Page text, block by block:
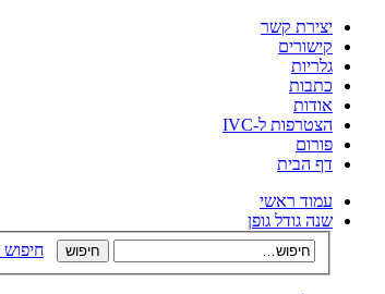
יצירת קשר
קישורים
גלריות
כתבות
אודות
הצטרפות ל-IVC
פורום
דף הבית
עמוד ראשי
שנה גודל גופן